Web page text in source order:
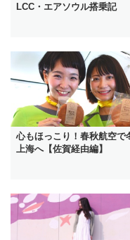
LCC・エアソウル搭乗記
心もほっこり！春秋航空で
上海へ【佐賀経由編】